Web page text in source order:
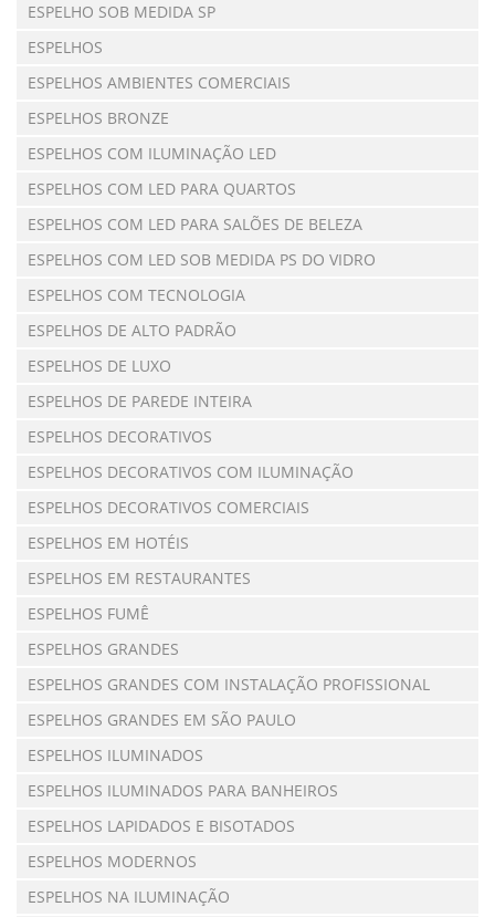
ESPELHO SOB MEDIDA SP
ESPELHOS
ESPELHOS AMBIENTES COMERCIAIS
ESPELHOS BRONZE
ESPELHOS COM ILUMINAÇÃO LED
ESPELHOS COM LED PARA QUARTOS
ESPELHOS COM LED PARA SALÕES DE BELEZA
ESPELHOS COM LED SOB MEDIDA PS DO VIDRO
ESPELHOS COM TECNOLOGIA
ESPELHOS DE ALTO PADRÃO
ESPELHOS DE LUXO
ESPELHOS DE PAREDE INTEIRA
ESPELHOS DECORATIVOS
ESPELHOS DECORATIVOS COM ILUMINAÇÃO
ESPELHOS DECORATIVOS COMERCIAIS
ESPELHOS EM HOTÉIS
ESPELHOS EM RESTAURANTES
ESPELHOS FUMÊ
ESPELHOS GRANDES
ESPELHOS GRANDES COM INSTALAÇÃO PROFISSIONAL
ESPELHOS GRANDES EM SÃO PAULO
ESPELHOS ILUMINADOS
ESPELHOS ILUMINADOS PARA BANHEIROS
ESPELHOS LAPIDADOS E BISOTADOS
ESPELHOS MODERNOS
ESPELHOS NA ILUMINAÇÃO